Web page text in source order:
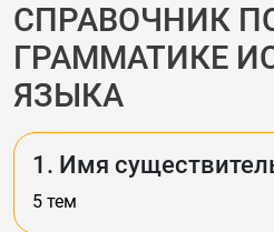
СПРАВОЧНИК
ГРАММАТИКЕ
ЯЗЫКА
1. Имя
5 тем